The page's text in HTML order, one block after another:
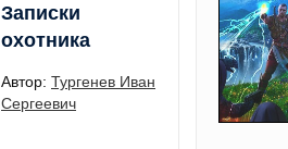
Записки
охотника
Автор: Тургенев Иван
Сергеевич